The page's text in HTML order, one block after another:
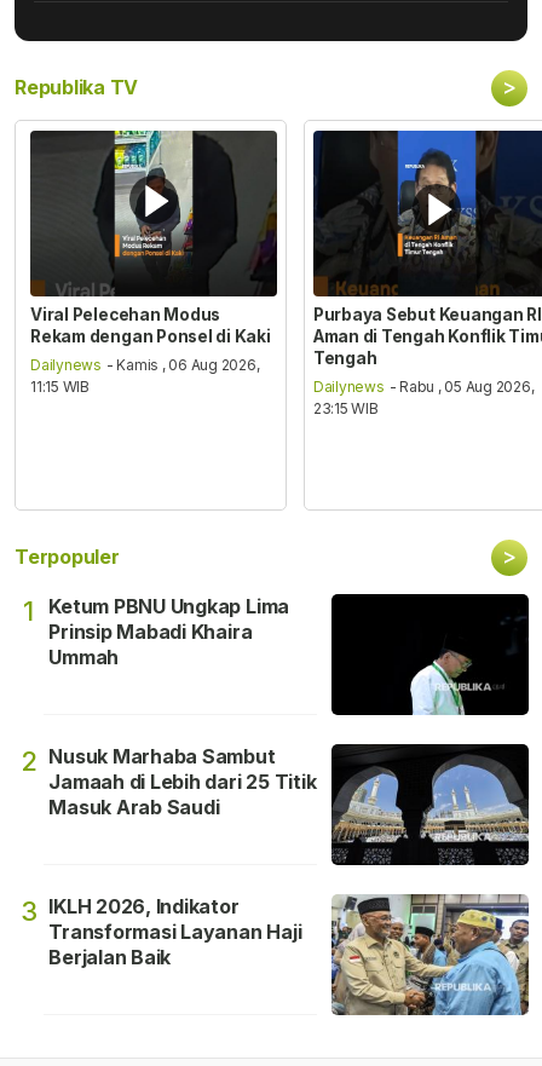
Republika TV >
Viral Pelecehan Modus
Rekam dengan Ponsel di Kaki
Dailynews - Kamis , 06 Aug 2026,
11:15 WIB
Purbaya Sebut Keuangan RI
Aman di Tengah Konflik
Tengah
Dailynews - Rabu , 05 Aug 2026,
23:15 WIB
Terpopuler >
1
Ketum PBNU Ungkap Lima
Prinsip Mabadi Khaira
Ummah
2 Nusuk Marhaba Sambut
Jamaah di Lebih dari 25 Titik
Masuk Arab Saudi
3 IKLH 2026, Indikator
Transformasi Layanan Haji
Berjalan Baik